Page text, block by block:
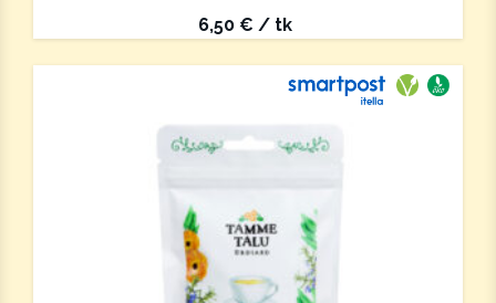
6,50 € / tk
Saab saata
Vegan